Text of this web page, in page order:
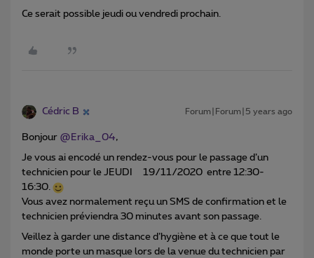
Ce serait possible jeudi ou vendredi prochain.
Cédric B Forum|Forum|5 years ago
Bonjour @Erika_04,
Je vous ai encodé un rendez-vous pour le passage d’un
technicien pour le JEUDI 19/11/2020 entre 12:30-
16:30.
Vous avez normalement reçu un SMS de confirmation et le
technicien préviendra 30 minutes avant son passage.
Veillez à garder une distance d’hygiène et à ce que tout le
monde porte un masque lors de la venue du technicien par